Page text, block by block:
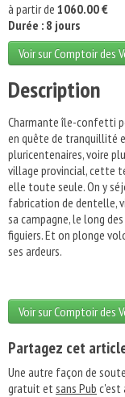
à partir de 1060.00 €
Durée : 8 jours
Voir sur Comptoir des
Description
Charmante île-confetti
en quête de tranquillité
pluricentenaires, voire
village provincial, cette
elle toute seule. On y
fabrication de dentelle,
sa campagne, le long
figuiers. Et on plonge
ses ardeurs.
Voir sur Comptoir des
Partagez cet
Une autre façon de
gratuit etsans Pub c'est